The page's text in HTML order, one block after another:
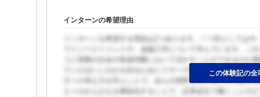
インターンの希望理由
インターンを希望する理由は2つあります。一つ目としては
でインベストメントや、金融工学について学んでいます。こ
うに実際の社会や投資判断において活かすことができるのか
ていけばいいのかを知るためにリサーチ部門でのインターン
方々の考え方を学ぶことで、自らの視野を広げることに繋が
人々のかんがえを構造化することで、証券会社で働くことの
この体験記の全